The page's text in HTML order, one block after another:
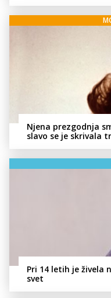
Njena prezgodnja
slavo se je skrivala
Pri 14 letih je živela
svet